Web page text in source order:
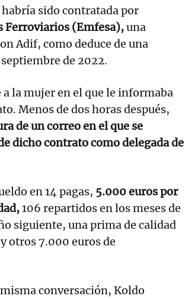
habría sido contratada por
Ferroviarios (Emfesa),una
Adif, como deduce de una
de 2022.
la mujer en el que le informaba
Menos de dos horas después,
de un correo en el que se
dicho contrato como delegada de
en 14 pagas, 5.000 euros por
106 repartidos en los meses de
siguiente, una prima de calidad
otros 7.000 euros de
conversación, Koldo